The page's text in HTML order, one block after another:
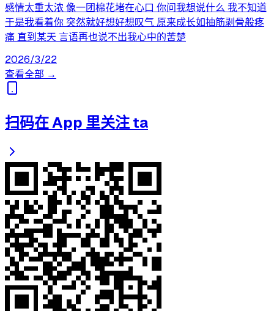
感情太重太浓 像一团棉花堵在心口 你问我想说什么 我不知道
于是我看着你 突然就好想好想叹气 原来成长如抽筋剥骨般疼
痛 直到某天 言语再也说不出我心中的苦楚
2026/3/22
查看全部 →
扫码在 App 里关注 ta